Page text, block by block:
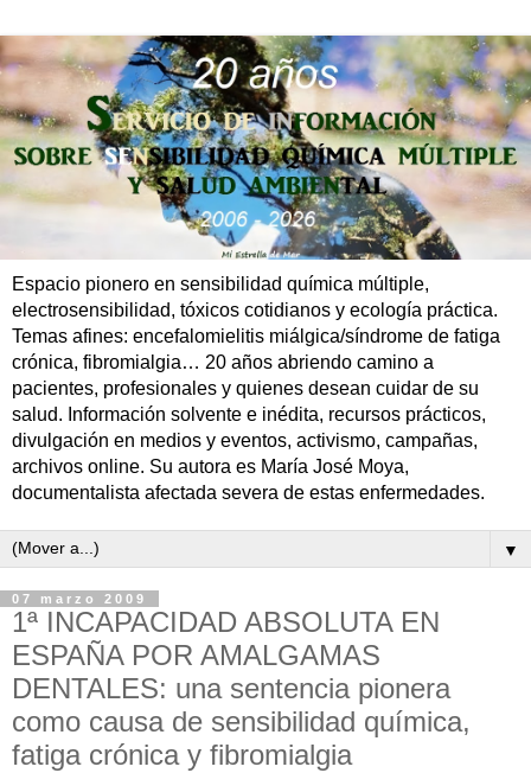
Espacio pionero en sensibilidad química múltiple,
electrosensibilidad, tóxicos cotidianos y ecología práctica.
Temas afines: encefalomielitis miálgica/síndrome de fatiga
crónica, fibromialgia… 20 años abriendo camino a
pacientes, profesionales y quienes desean cuidar de su
salud. Información solvente e inédita, recursos prácticos,
divulgación en medios y eventos, activismo, campañas,
archivos online. Su autora es María José Moya,
documentalista afectada severa de estas enfermedades.
▼
07 marzo 2009
1ª INCAPACIDAD ABSOLUTA EN
ESPAÑA POR AMALGAMAS
DENTALES: una sentencia pionera
como causa de sensibilidad química,
fatiga crónica y fibromialgia